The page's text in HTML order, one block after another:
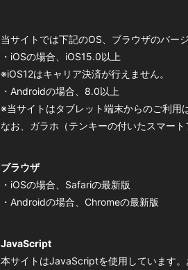
当サイトでは下記のOS、ブラウザのバー
・iOSの場合、iOS15.0以上
※iOS12はキャリア決済が行えません。
・Androidの場合、8.0以上
※当サイトはタブレット端末からのご利用
なお、ガラホ（テンキーの付いたスマー
ブラウザ
・iOSの場合、Safariの最新版
・Androidの場合、Chromeの最新版
JavaScript
本サイトはJavaScriptを使用しています